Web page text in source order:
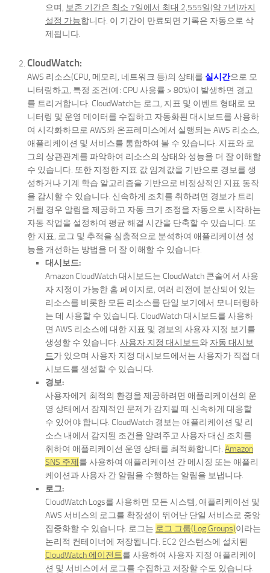
으며, 보존 기간은 최소 7일에서 최대 2,555일(약 7년)까지
설정 가능합니다. 이 기간이 만료되면 기록은 자동으로 삭
제됩니다.
CloudWatch:
AWS 리소스(CPU, 메모리, 네트워크 등)의 상태를 실시간으로 모
니터링하고, 특정 조건(예: CPU 사용률 > 80%)이 발생하면 경고
를 트리거합니다. CloudWatch는 로그, 지표 및 이벤트 형태로 모
니터링 및 운영 데이터를 수집하고 자동화된 대시보드를 사용하
여 시각화하므로 AWS와 온프레미스에서 실행되는 AWS 리소스,
애플리케이션 및 서비스를 통합하여 볼 수 있습니다. 지표와 로
그의 상관관계를 파악하여 리소스의 상태와 성능을 더 잘 이해할
수 있습니다. 또한 지정한 지표 값 임계값을 기반으로 경보를 생
성하거나 기계 학습 알고리즘을 기반으로 비정상적인 지표 동작
을 감시할 수 있습니다. 신속하게 조치를 취하려면 경보가 트리
거될 경우 알림을 제공하고 자동 크기 조정을 자동으로 시작하는
자동 작업을 설정하여 평균 해결 시간을 단축할 수 있습니다. 또
한 지표, 로그 및 추적을 심층적으로 분석하여 애플리케이션 성
능을 개선하는 방법을 더 잘 이해할 수 있습니다.
대시보드:
Amazon CloudWatch 대시보드는 CloudWatch 콘솔에서 사용
자 지정이 가능한 홈 페이지로, 여러 리전에 분산되어 있는
리소스를 비롯한 모든 리소스를 단일 보기에서 모니터링하
는 데 사용할 수 있습니다. CloudWatch 대시보드를 사용하
면 AWS 리소스에 대한 지표 및 경보의 사용자 지정 보기를
생성할 수 있습니다. 사용자 지정 대시보드와 자동 대시보
드가 있으며 사용자 지정 대시보드에서는 사용자가 직접 대
시보드를 생성할 수 있습니다.
경보:
사용자에게 최적의 환경을 제공하려면 애플리케이션의 운
영 상태에서 잠재적인 문제가 감지될 때 신속하게 대응할
수 있어야 합니다. CloudWatch 경보는 애플리케이션 및 리
소스 내에서 감지된 조건을 알려주고 사용자 대신 조치를
취하여 애플리케이션 운영 상태를 최적화합니다. Amazon
SNS 주제를 사용하여 애플리케이션 간 메시징 또는 애플리
케이션과 사용자 간 알림을 수행하는 알림을 보냅니다.
로그:
CloudWatch Logs를 사용하면 모든 시스템, 애플리케이션 및
AWS 서비스의 로그를 확장성이 뛰어난 단일 서비스로 중앙
집중화할 수 있습니다. 로그는 로그 그룹(Log Groups)이라는
논리적 컨테이너에 저장됩니다. EC2 인스턴스에 설치된
CloudWatch 에이전트를 사용하여 사용자 지정 애플리케이
션 및 서비스에서 로그를 수집하고 저장할 수도 있습니다.